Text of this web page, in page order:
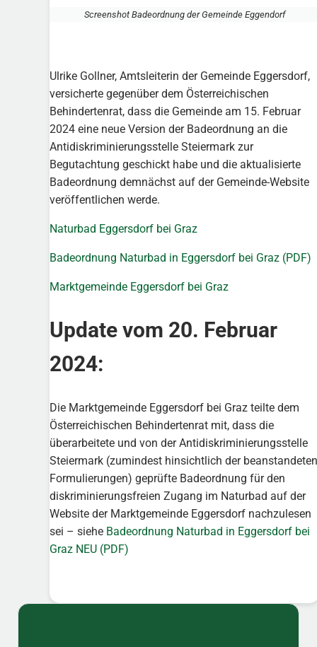
Screenshot Badeordnung der Gemeinde Eggendorf
Ulrike Gollner, Amtsleiterin der Gemeinde Eggersdorf,
versicherte gegenüber dem Österreichischen
Behindertenrat, dass die Gemeinde am 15. Februar
2024 eine neue Version der Badeordnung an die
Antidiskriminierungsstelle Steiermark zur
Begutachtung geschickt habe und die aktualisierte
Badeordnung demnächst auf der Gemeinde-Website
veröffentlichen werde.
Naturbad Eggersdorf bei Graz
Badeordnung Naturbad in Eggersdorf bei Graz (PDF)
Marktgemeinde Eggersdorf bei Graz
Update vom 20. Februar
2024:
Die Marktgemeinde Eggersdorf bei Graz teilte dem
Österreichischen Behindertenrat mit, dass die
überarbeitete und von der Antidiskriminierungsstelle
Steiermark (zumindest hinsichtlich der beanstandeten
Formulierungen) geprüfte Badeordnung für den
diskriminierungsfreien Zugang im Naturbad auf der
Website der Marktgemeinde Eggersdorf nachzulesen
sei – siehe Badeordnung Naturbad in Eggersdorf bei
Graz NEU (PDF)
Sidebar